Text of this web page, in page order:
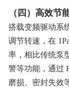
（四）高效节
搭载变频驱动系
调节转速，在
率，相比传统泵
警等功能，通过
磨损、密封失效